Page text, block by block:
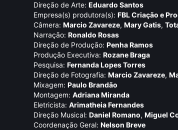
Direção de Arte: Eduardo Santos
Empresa(s) produtora(s): FBL Criação e
Câmera: Marcio Zavareze,Mary Gatis,
Narração: Ronaldo Rosas
Direção de Produção: Penha Ramos
Produção Executiva: Rozane Braga
Pesquisa: Fernanda Lopes Torres
Direção de Fotografia: Marcio Zavareze,
Mixagem: Paulo Brandão
Montagem: Adriana Miranda
Eletricista: Arimatheia Fernandes
Direção Musical: Daniel Romano,Miguel
Coordenação Geral: Nelson Breve